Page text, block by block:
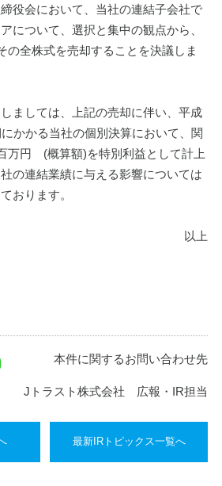
役会において、当社の連結子会社で
について、選択と集中の観点から、
の全株式を売却することを決議しま
ましては、上記の売却に伴い、平成
かかる当社の個別決算において、関
万円　(概算額)を特別利益として計上
の連結業績に与える影響については
おります。
以上
本件に関するお問い合わせ先
Jトラスト株式会社 広報・IR担当
最新IRトピックス一覧へ